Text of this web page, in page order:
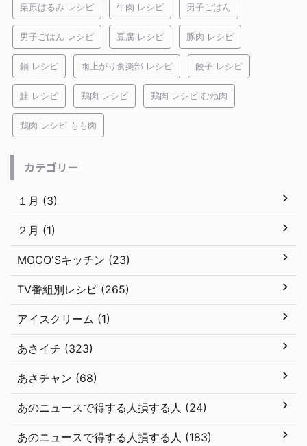
栗原はるみ レシピ 牛肉 レシピ 男子ごはん
男子ごはん レシピ 豆腐 レシピ 豚肉 レシピ
鍋 レシピ 雨上がり食楽部 レシピ 餃子 レシピ
鮭 レシピ 鶏肉 レシピ 鶏肉 レシピ むね肉
鶏肉 レシピ もも肉
カテゴリー
１月 (3)
２月 (1)
MOCO'Sキッチン (23)
TV番組別レシピ (265)
アイスクリーム (1)
あさイチ (323)
あさチャン (68)
あのニュースで得する人損する人 (24)
あのニュースで得する人損する人 (183)